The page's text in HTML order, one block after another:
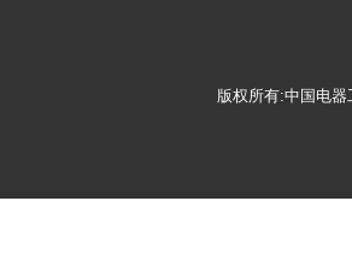
版权所有:中国电器